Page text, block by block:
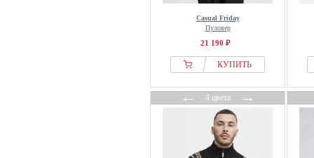
Casual Friday
Пуловер
21 190 ₽
КУПИТЬ
←4 цвета→